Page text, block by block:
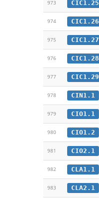
973 CIC1.25
974 CIC1.26
975 CIC1.27
976 CIC1.28
977 CIC1.29
978 CIN1.1
979 CIO1.1
980 CIO1.2
981 CIO2.1
982 CLA1.1
983 CLA2.1